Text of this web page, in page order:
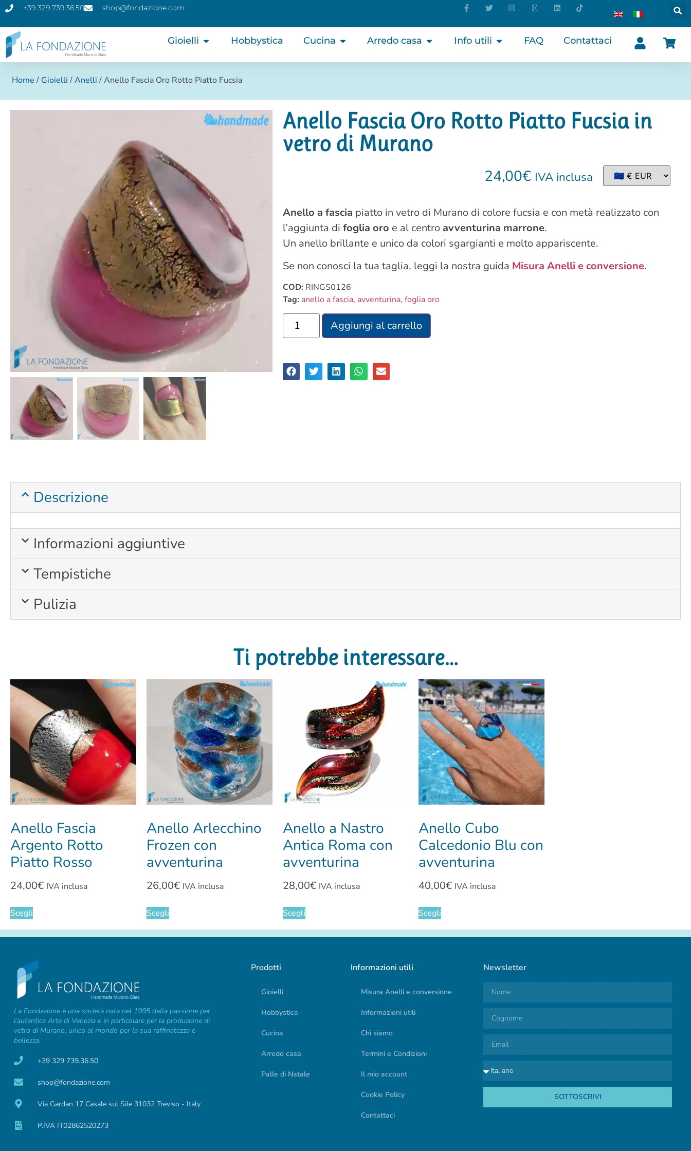
+39 329 739.36.50 shop@fondazione.com
Gioielli Hobbystica Cucina Arredo casa Info utili FAQ Contattaci
Home / Gioielli /Anelli / Anello Fascia Oro Rotto Piatto Fucsia
Anello Fascia Oro Rotto Piatto Fucsia in
vetro di Murano
24,00€ IVA inclusa
Anello a fascia piatto in vetro di Murano di colore fucsia e con metà realizzato con
l’aggiunta di foglia oro e al centro avventurina marrone.
Un anello brillante e unico da colori sgargianti e molto appariscente.
Se non conosci la tua taglia, leggi la nostra guida Misura Anelli e conversione.
COD: RINGS0126
Tag: anello a fascia, avventurina, foglia oro
Aggiungi al carrello
Descrizione
Informazioni aggiuntive
Tempistiche
Pulizia
Ti potrebbe interessare…
Anello Fascia
Argento Rotto
Piatto Rosso
24,00€ IVA inclusa
Scegli
Anello Arlecchino
Frozen con
avventurina
26,00€ IVA inclusa
Scegli
Anello a Nastro
Antica Roma con
avventurina
28,00€ IVA inclusa
Scegli
Anello Cubo
Calcedonio Blu con
avventurina
40,00€ IVA inclusa
Scegli
La Fondazione è una società nata nel 1995 dalla passione per
l’autentica Arte di Venezia e in particolare per la produzione di
vetro di Murano, unico al mondo per la sua raffinatezza e
bellezza.
+39 329 739.36.50
shop@fondazione.com
Via Gardan 17 Casale sul Sile 31032 Treviso - Italy
P.IVA IT02862520273
Prodotti
Gioielli
Hobbystica
Cucina
Arredo casa
Palle di Natale
Informazioni utili
Misura Anelli e conversione
Informazioni utili
Chi siamo
Termini e Condizioni
Il mio account
Cookie Policy
Contattaci
Newsletter
SOTTOSCRIVI